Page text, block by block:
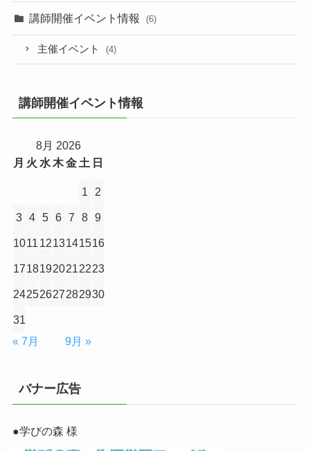
講師開催イベント情報 (6)
主催イベント (4)
講師開催イベント情報
8月 2026
月 火 水木金 土 日
1 2
3 4 5 6 7 8 9
1011 1213141516
17181920212223
24252627282930
31
« 7月
9月 »
バナー広告
●学びの森 様